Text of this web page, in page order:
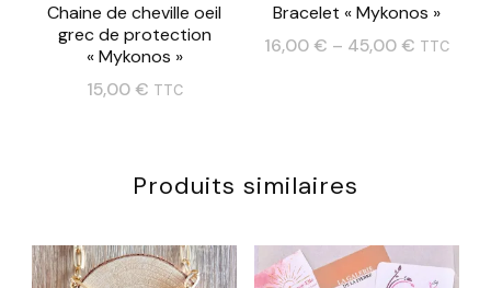
choisies
sur
la
être
choisies
du
Chaine de cheville oeil
grec de protection
« Mykonos »
15,00 € TTC
Bracelet « Mykonos »
16,00 € – 45,00 € TTC
plusieurs
Les
Produits similaires